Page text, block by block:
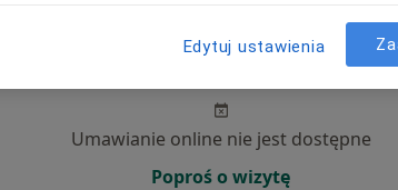
Jutro Sob, Ndz,
Umawianie online nie jest dostępne
Poproś o wizytę
Edytuj ustawienia